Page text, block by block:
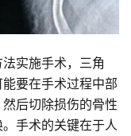
实施手术，三角
要在手术过程中部
后切除损伤的骨性
手术的关键在于人